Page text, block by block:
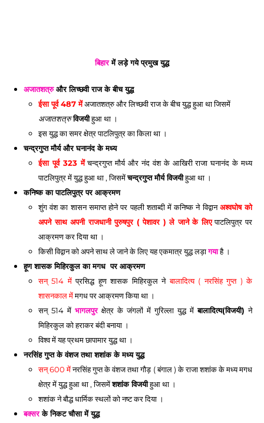
बिहार में लड़े गये प्रमुख युद्ध
अजातशत्रु और लिच्छवी राज के बीच युद्ध
ईसा पूर्व 487 में
अजातशत्रु विजयी हुआ था ।
इस युद्ध का समर क्षेत्र पाटलिपुत्र का किला था ।
चन्द्रगुप्त मौर्य और घनानंद के मध्य
ईसा पूर्व 323 में चन्द्रगुप्त मौर्य और नंद वंश के आखिरी राजा घनानंद के मध्य
पाटलिपुत्र में युद्ध हुआ था , जिसमें चन्द्रगुप्त मौर्य विजयी हुआ था ।
कनिष्क का पाटलिपुत्र पर आक्रमण
शुंग वंश का शासन समाप्त होने पर पहली शताब्दी में कनिष्क ने विद्वान अश्वघोष को
अपने साथ अपनी राजधानी पुरुषपुर ( पेशावर ) ले जाने के लिए पाटलिपुत्र पर
आक्रमण कर दिया था ।
किसी विद्वान को अपने साथ ले जाने के लिए यह एकमात्र युद्ध लड़ा गया है ।
हूण शासक मिहिरकुल का मगध  पर आक्रमण
सन् 514 में प्रसिद्ध हूण शासक मिहिरकुल ने बालादित्य ( नरसिंह गुप्त ) के
शासनकाल में मगध पर आक्रमण किया था ।
सन् 514 में भागलपुर क्षेत्र के जंगलों में गुरिल्ला युद्ध में बालादित्य(विजयी) ने
मिहिरकुल को हराकर बंदी बनाया ।
विश्व में यह प्रथम छापामार युद्ध था ।
नरसिंह गुप्त के वंशज तथा शशांक के मध्य युद्ध
सन् 600 में नरसिंह गुप्त के वंशज तथा गौड़ ( बंगाल ) के राजा शशांक के मध्य मगध
क्षेत्र में युद्ध हुआ था , जिसमें शशांक विजयी हुआ था ।
शशांक ने बौद्ध धार्मिक स्थलों को नष्ट कर दिया ।
बक्सर के निकट चौसा में युद्ध